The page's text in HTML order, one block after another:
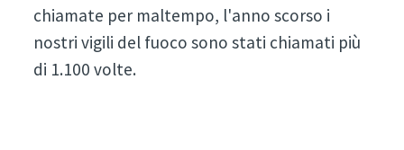
chiamate per maltempo, l'anno scorso i
nostri vigili del fuoco sono stati chiamati più
di 1.100 volte.